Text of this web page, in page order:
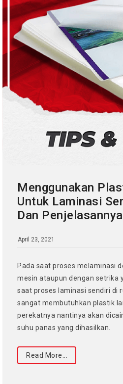
Menggunakan
Untuk Laminasi
Dan Penjelasannya
April 23, 2021
Pada saat proses melaminasi
mesin ataupun dengan setrika
saat proses laminasi sendiri di
sangat membutuhkan plastik
perekatnya nantinya akan
suhu panas yang dihasilkan.
Read More...